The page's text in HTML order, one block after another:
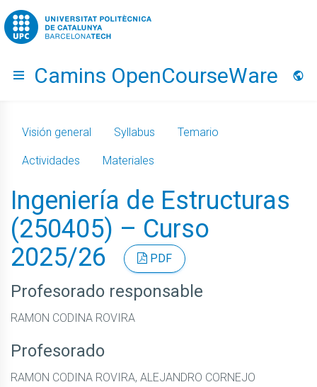
Go to upc.edu
Hide menu
Camins OpenCourseWare
Visión general Syllabus Temario
Actividades Materiales
Ingeniería de Estructuras
(250405) – Curso
2025/26
PDF
Profesorado responsable
RAMON CODINA ROVIRA
Profesorado
RAMON CODINA ROVIRA, ALEJANDRO CORNEJO